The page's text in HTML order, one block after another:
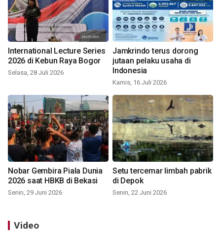
International Lecture Series
2026 di Kebun Raya Bogor
Selasa, 28 Juli 2026
Jamkrindo terus dorong
jutaan pelaku usaha di
Indonesia
Kamis, 16 Juli 2026
Nobar Gembira Piala Dunia
2026 saat HBKB di Bekasi
Senin, 29 Juni 2026
Setu tercemar limbah pabrik
di Depok
Senin, 22 Juni 2026
Video